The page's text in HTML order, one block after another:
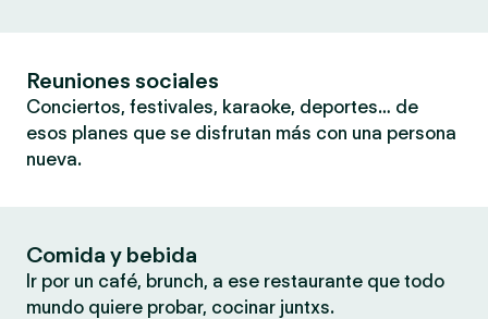
Reuniones sociales
Conciertos, festivales, karaoke, deportes… de
esos planes que se disfrutan más con una persona
nueva.
Comida y bebida
Ir por un café, brunch, a ese restaurante que todo
mundo quiere probar, cocinar juntxs.